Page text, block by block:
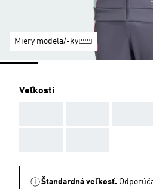
Miery modela/-ky
Veľkosti
Štandardná veľkosť.